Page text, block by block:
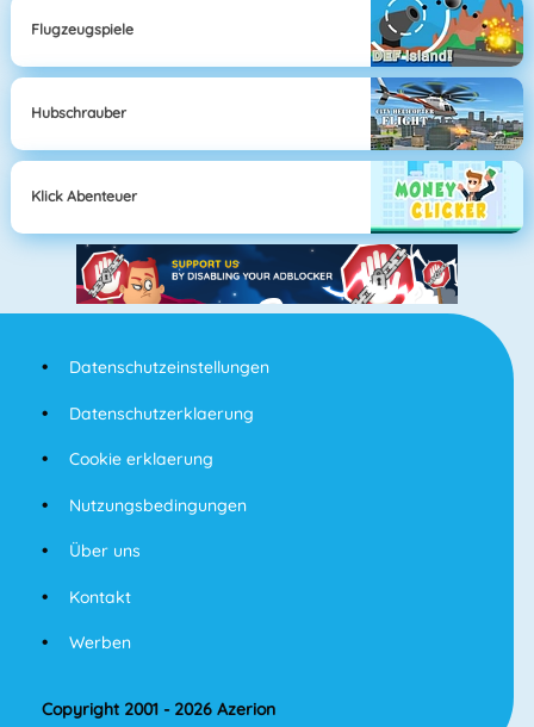
Flugzeugspiele
Hubschrauber
Klick Abenteuer
Datenschutzeinstellungen
Datenschutzerklaerung
Cookie erklaerung
Nutzungsbedingungen
Über uns
Kontakt
Werben
Copyright 2001 - 2026 Azerion